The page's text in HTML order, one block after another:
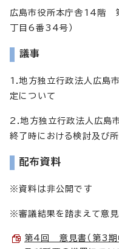
広島市役所本庁舎14階
丁目6番34号）
議事
1.地方独立行政法人広島
定について
2.地方独立行政法人広島
終了時における検討及び
配布資料
※資料は非公開です
※審議結果を踏まえて意
第4回 意見書（第3期